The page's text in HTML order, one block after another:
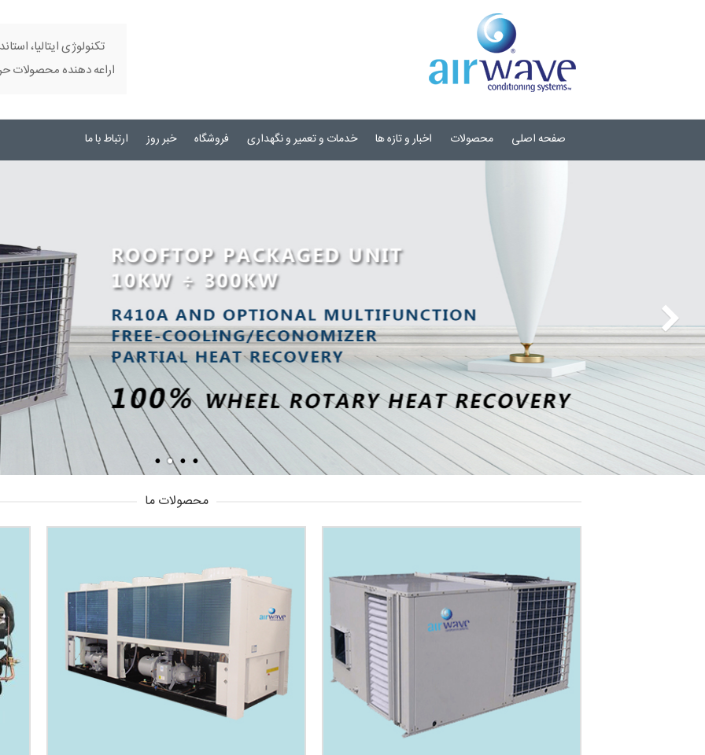
تکنولوژی ایتالیا،
اراعه دهنده محصولات
صفحه اصلی محصولات اخبار و تازه ها خدمات و تعمیر و نگهداری فروشگاه خبر روز ارتباط با ما
محصولات ما